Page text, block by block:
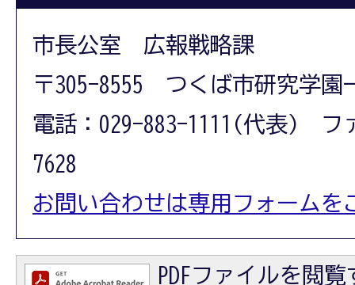
市長公室 広報戦略課
〒305-8555 つくば市研究学園
電話：029-883-1111(代表) フ
7628
お問い合わせは専用フォームを
PDFファイルを閲